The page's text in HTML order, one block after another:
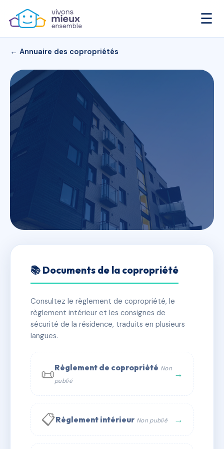
☰
← Annuaire des copropriétés
Le grand air
⚠ IMMATRICULEE_RATTACHEMENT_EXPIRE
🏠 203 lots
🏗 3 bâtiment(s)
📞 Contacter Syndic Digital 💬 WhatsApp
✉ Email
📚 Documents de la copropriété
Consultez le règlement de copropriété, le
règlement intérieur et les consignes de
sécurité de la résidence, traduits en plusieurs
langues.
📜Règlement de copropriété Non
publié
→
📋Règlement intérieur Non publié →